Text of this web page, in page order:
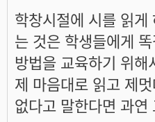
학창시절에 시를 읽
는 것은 학생들에게
방법을 교육하기 위해
제 마음대로 읽고 제
없다고 말한다면 과